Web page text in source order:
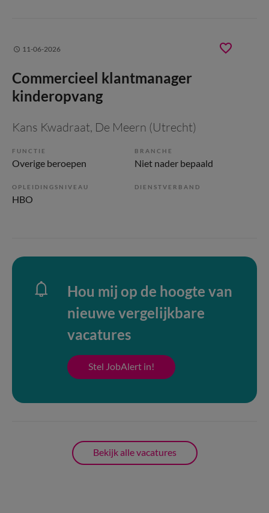
11-06-2026
Commercieel klantmanager
kinderopvang
Kans Kwadraat, De Meern (Utrecht)
FUNCTIE
Overige beroepen
BRANCHE
Niet nader bepaald
OPLEIDINGSNIVEAU
HBO
DIENSTVERBAND
Hou mij op de hoogte van
nieuwe vergelijkbare
vacatures
Stel JobAlert in!
Bekijk alle vacatures